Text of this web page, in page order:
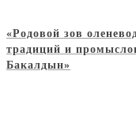
«Родовой зов
традиций и
Бакалдын»